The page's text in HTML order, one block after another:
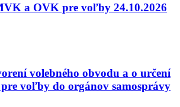
a OVK pre voľby 24.10.2026
volebného obvodu a o určení
voľby do orgánov samosprávy